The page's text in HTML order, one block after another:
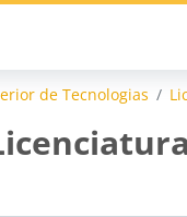
de Tecnologias